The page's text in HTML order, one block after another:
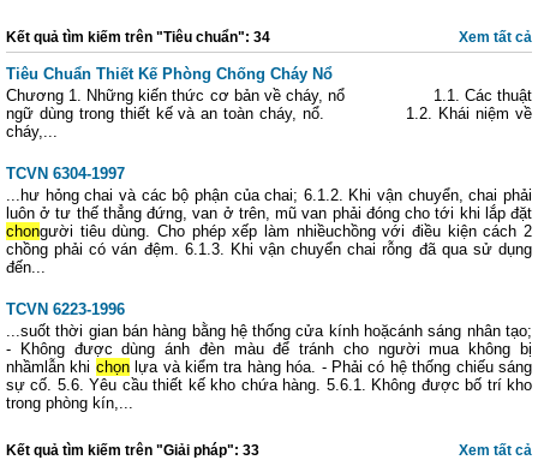
Xem tất cả
Kết quả tìm kiếm trên "Tiêu chuẩn": 34
Tiêu Chuẩn Thiết Kế Phòng Chống Cháy Nổ
Chương 1. Những kiến thức cơ bản về cháy, nổ 1.1. Các thuật
ngữ dùng trong thiết kế và an toàn cháy, nổ. 1.2. Khái niệm về
cháy,...
TCVN 6304-1997
...hư hỏng chai và các bộ phận của chai; 6.1.2. Khi vận chuyển, chai phải
luôn ở tư thế thẳng đứng, van ở trên, mũ van phải đóng cho tới khi lắp đặt
chongười tiêu dùng. Cho phép xếp làm nhiềuchồng với điều kiện cách 2
chồng phải có ván đệm. 6.1.3. Khi vận chuyển chai rỗng đã qua sử dụng
đến...
TCVN 6223-1996
...suốt thời gian bán hàng bằng hệ thống cửa kính hoặcánh sáng nhân tạo;
- Không được dùng ánh đèn màu để tránh cho người mua không bị
nhầmlẫn khi chọnlựa và kiểm tra hàng hóa. - Phải có hệ thống chiếu sáng
sự cố. 5.6. Yêu cầu thiết kế kho chứa hàng. 5.6.1. Không được bố trí kho
trong phòng kín,...
Xem tất cả
Kết quả tìm kiếm trên "Giải pháp": 33